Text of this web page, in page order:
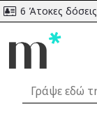
6 Άτοκες δόσεις